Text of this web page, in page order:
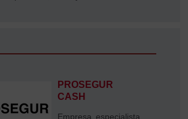
PROSEGUR
CASH
Empresa especialista